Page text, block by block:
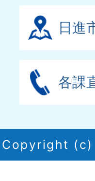
日進
各課
Copyright